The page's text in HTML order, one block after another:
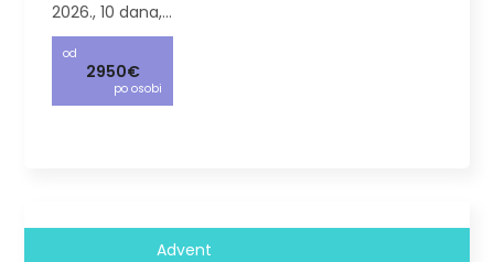
2026., 10 dana,…
od
2950€
po osobi
Advent